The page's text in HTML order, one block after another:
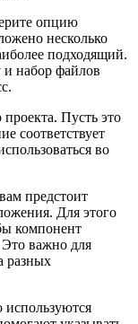
опцию
несколько
подходящий.
и набор файлов
Пусть это
соответствует
во
предстоит
Для этого
компонент
важно для
разных
используются